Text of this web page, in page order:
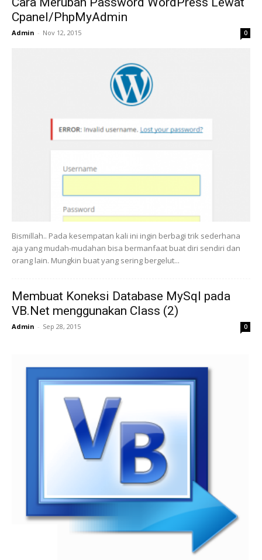
Cpanel/PhpMyAdmin
Admin - Nov 12, 2015 0
Bismillah.. Pada kesempatan kali ini ingin berbagi trik sederhana
aja yang mudah-mudahan bisa bermanfaat buat diri sendiri dan
orang lain. Mungkin buat yang sering bergelut...
Membuat Koneksi Database MySql pada
VB.Net menggunakan Class (2)
Admin - Sep 28, 2015 0